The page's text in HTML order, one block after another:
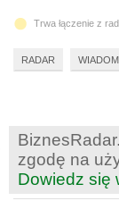
zgodę na
Dowiedz się
Trwa łączenie z
RADAR